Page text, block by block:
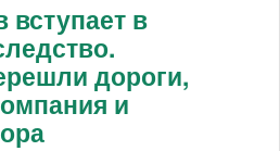
вступает в
дороги,
и